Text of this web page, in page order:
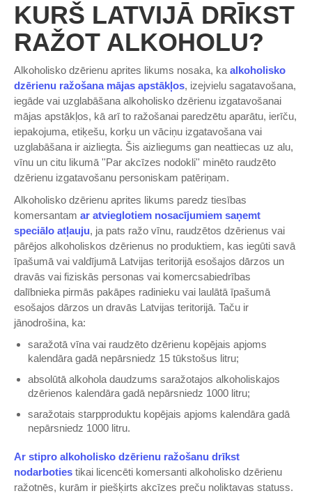
KURŠ LATVIJĀ DRĪKST
RAŽOT ALKOHOLU?
Alkoholisko dzērienu aprites likums nosaka, ka alkoholisko
dzērienu ražošana mājas apstākļos, izejvielu sagatavošana,
iegāde vai uzglabāšana alkoholisko dzērienu izgatavošanai
mājas apstākļos, kā arī to ražošanai paredzētu aparātu, ierīču,
iepakojuma, etiķešu, korķu un vāciņu izgatavošana vai
uzglabāšana ir aizliegta. Šis aizliegums gan neattiecas uz alu,
vīnu un citu likumā ''Par akcīzes nodokli'' minēto raudzēto
dzērienu izgatavošanu personiskam patēriņam.
Alkoholisko dzērienu aprites likums paredz tiesības
komersantam ar atvieglotiem nosacījumiem saņemt
speciālo atļauju, ja pats ražo vīnu, raudzētos dzērienus vai
pārējos alkoholiskos dzērienus no produktiem, kas iegūti savā
īpašumā vai valdījumā Latvijas teritorijā esošajos dārzos un
dravās vai fiziskās personas vai komercsabiedrības
dalībnieka pirmās pakāpes radinieku vai laulātā īpašumā
esošajos dārzos un dravās Latvijas teritorijā. Taču ir
jānodrošina, ka:
saražotā vīna vai raudzēto dzērienu kopējais apjoms
kalendāra gadā nepārsniedz 15 tūkstošus litru;
absolūtā alkohola daudzums saražotajos alkoholiskajos
dzērienos kalendāra gadā nepārsniedz 1000 litru;
saražotais starpproduktu kopējais apjoms kalendāra gadā
nepārsniedz 1000 litru.
Ar stipro alkoholisko dzērienu ražošanu drīkst
nodarboties tikai licencēti komersanti alkoholisko dzērienu
ražotnēs, kurām ir piešķirts akcīzes preču noliktavas statuss.